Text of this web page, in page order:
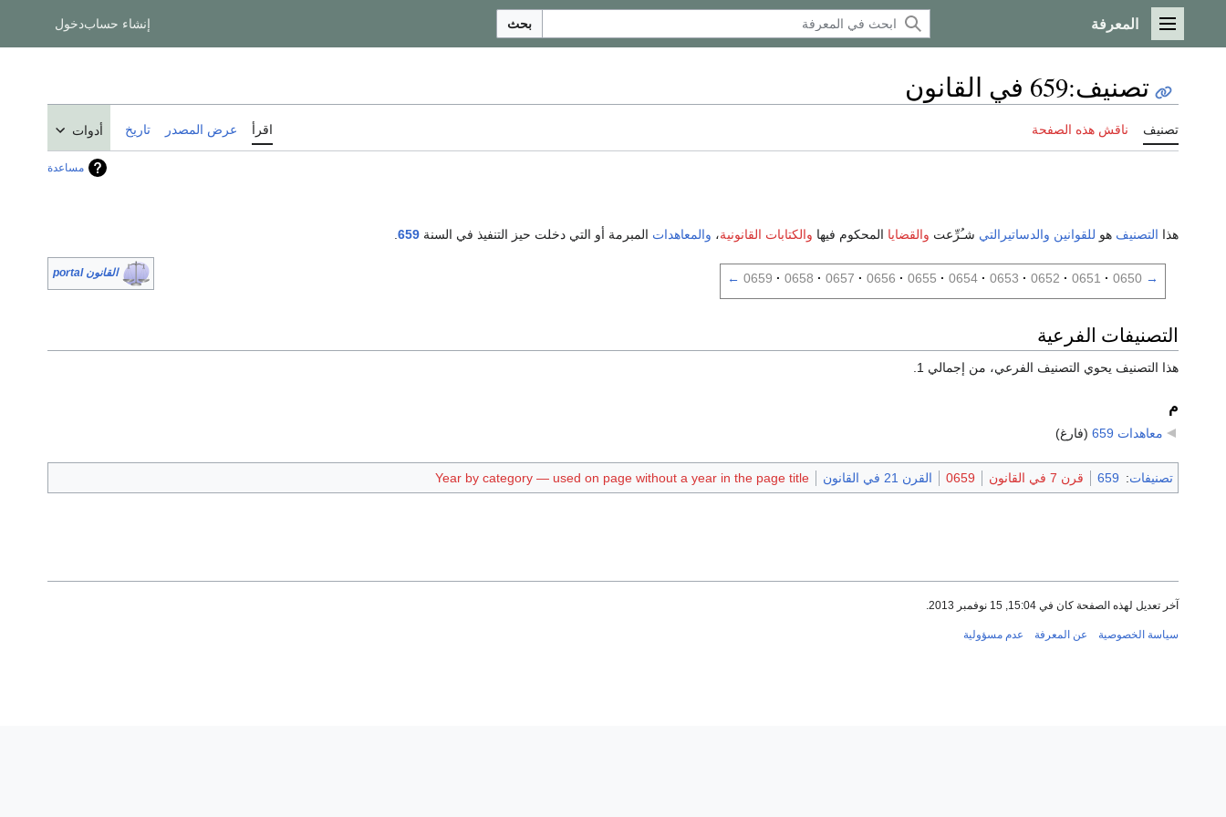
القائمة الرئيسية
المعرفة بحث إنشاء حسابدخول
تصنيف:659 في القانون
تصنيف ناقش هذه الصفحة اقرأ عرض المصدر تاريخ أدوات
مساعدة
هذا التصنيف هو للقوانين والدساتيرالتي شـُرِّعت والقضايا المحكوم فيها والكتابات القانونية، والمعاهدات المبرمة أو التي دخلت حيز التنفيذ في السنة 659
القانون portal →
0650
0651
0652
0653
0654
0655
0656
0657
0658
0659
←
التصنيفات الفرعية
هذا التصنيف يحوي التصنيف الفرعي، من إجمالي 1.
م
معاهدات 659 (فارغ)
تصنيفات:
659 قرن 7 في القانون 0659 القرن 21 في القانون Year by category — used on page without a year in the page title
آخر تعديل لهذه الصفحة كان في 15:04, 15 نوفمبر 2013.
سياسة الخصوصية عن المعرفة عدم مسؤولية